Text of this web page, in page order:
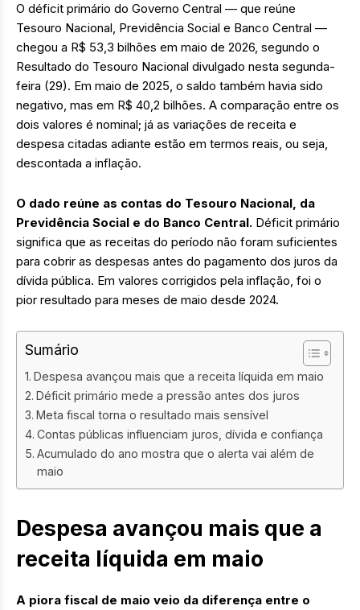
O déficit primário do Governo Central — que reúne
Tesouro Nacional, Previdência Social e Banco Central —
chegou a R$ 53,3 bilhões em maio de 2026, segundo o
Resultado do Tesouro Nacional divulgado nesta segunda-
feira (29). Em maio de 2025, o saldo também havia sido
negativo, mas em R$ 40,2 bilhões. A comparação entre os
dois valores é nominal; já as variações de receita e
despesa citadas adiante estão em termos reais, ou seja,
descontada a inflação.
O dado reúne as contas do Tesouro Nacional, da
Previdência Social e do Banco Central. Déficit primário
significa que as receitas do período não foram suficientes
para cobrir as despesas antes do pagamento dos juros da
dívida pública. Em valores corrigidos pela inflação, foi o
pior resultado para meses de maio desde 2024.
Sumário
Despesa avançou mais que a receita líquida em maio
Déficit primário mede a pressão antes dos juros
Meta fiscal torna o resultado mais sensível
Contas públicas influenciam juros, dívida e confiança
Acumulado do ano mostra que o alerta vai além de
maio
Despesa avançou mais que a
receita líquida em maio
A piora fiscal de maio veio da diferença entre o